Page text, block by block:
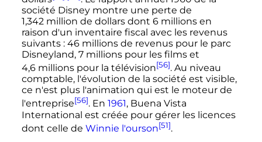
société Disney montre une perte de
1,342 million de dollars dont 6 millionsen
raison d'un inventaire fiscal avec les revenus
suivants : 46 millionsde revenus pour le parc
Disneyland, 7 millionspour les films et
4,6 millionspour la télévision[56]. Au niveau
comptable, l'évolution de la société est visible,
ce n'est plus l'animation qui est le moteur de
l'entreprise[56]. En 1961, Buena Vista
International est créée pour gérer les licences
dont celle de Winnie l'ourson[51].